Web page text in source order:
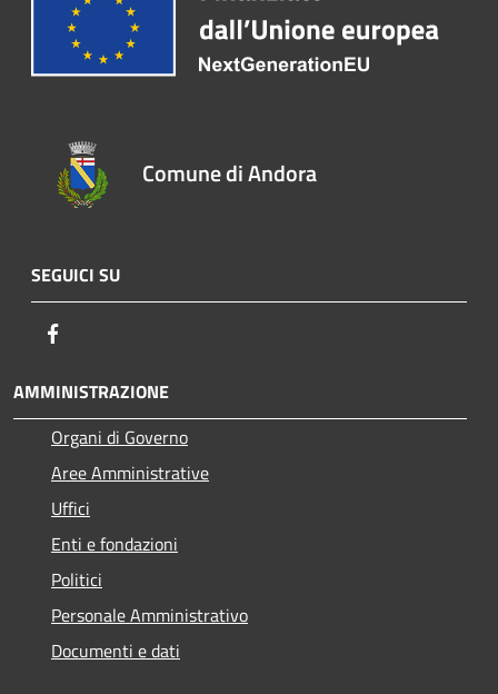
Comune di Andora
SEGUICI SU
AMMINISTRAZIONE
Organi di Governo
Aree Amministrative
Uffici
Enti e fondazioni
Politici
Personale Amministrativo
Documenti e dati